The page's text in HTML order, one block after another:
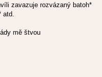
zavazuje rozvázaný batoh*
mě štvou